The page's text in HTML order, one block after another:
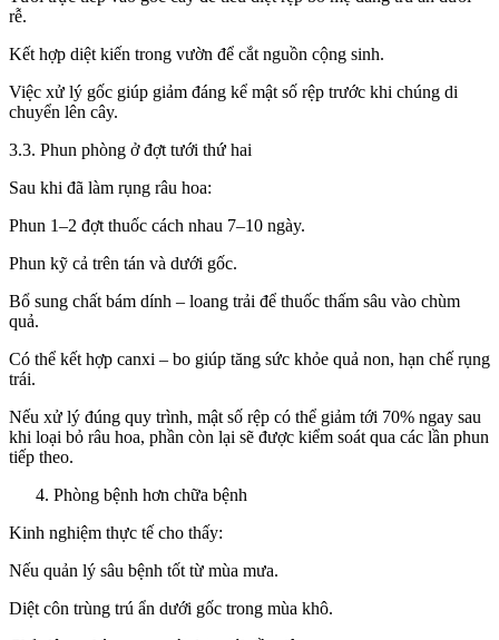
rễ.
Kết hợp diệt kiến trong vườn để cắt nguồn cộng sinh.
Việc xử lý gốc giúp giảm đáng kể mật số rệp trước khi chúng di
chuyển lên cây.
3.3. Phun phòng ở đợt tưới thứ hai
Sau khi đã làm rụng râu hoa:
Phun 1–2 đợt thuốc cách nhau 7–10 ngày.
Phun kỹ cả trên tán và dưới gốc.
Bổ sung chất bám dính – loang trải để thuốc thấm sâu vào chùm
quả.
Có thể kết hợp canxi – bo giúp tăng sức khỏe quả non, hạn chế rụng
trái.
Nếu xử lý đúng quy trình, mật số rệp có thể giảm tới 70% ngay sau
khi loại bỏ râu hoa, phần còn lại sẽ được kiểm soát qua các lần phun
tiếp theo.
Phòng bệnh hơn chữa bệnh
Kinh nghiệm thực tế cho thấy:
Nếu quản lý sâu bệnh tốt từ mùa mưa.
Diệt côn trùng trú ẩn dưới gốc trong mùa khô.